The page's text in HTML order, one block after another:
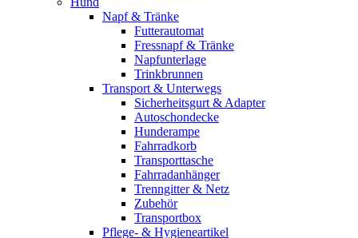
Napf & Tränke
Futterautomat
Fressnapf & Tränke
Napfunterlage
Trinkbrunnen
Transport & Unterwegs
Sicherheitsgurt & Adapter
Autoschondecke
Hunderampe
Fahrradkorb
Transporttasche
Fahrradanhänger
Trenngitter & Netz
Zubehör
Transportbox
Pflege- & Hygieneartikel